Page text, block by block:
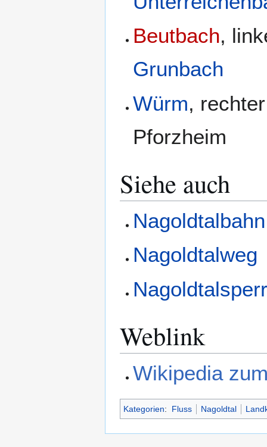
Beutbach,
Grunbach
Würm,
Pforzheim
Siehe auch
Nagoldtalbahn
Nagoldtalweg
Weblink
Wikipedia
Kategorien: Fluss Nagoldtal